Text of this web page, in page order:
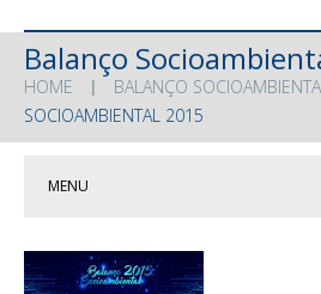
Balanço
HOME BALANÇO
SOCIOAMBIENTAL 2015
MENU